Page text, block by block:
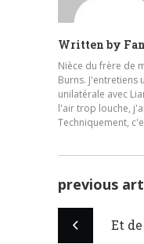
Written by
Nièce du frère de
Burns.
unilatérale avec
l'air trop louche,
Techniquement,
previous
Et